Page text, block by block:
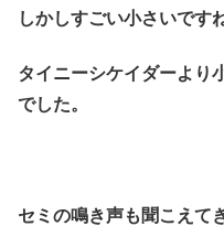
しかしすごい小さいです
タイニーシケイダーより
でした。
セミの鳴き声も聞こえて